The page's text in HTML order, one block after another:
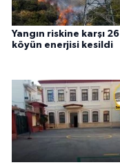
Yangın riskine karşı 26
köyün enerjisi kesildi